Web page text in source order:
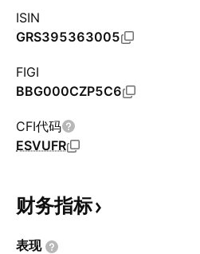
ISIN
GRS395363005
FIGI
BBG000CZP5C6
CFI代码
ESVUFR
财务指标
表现